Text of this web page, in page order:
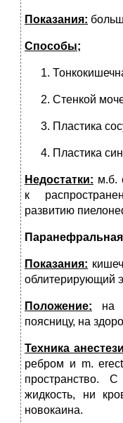
Показания:
Способы;
Стенкой
Пластика
Пластика
Недостатки: м.б.
к
развитию
Показания:
облитерирующий
Положение:
на
поясницу, на
Техника
ребром и m.
пространство.
жидкость, ни
новокаина.